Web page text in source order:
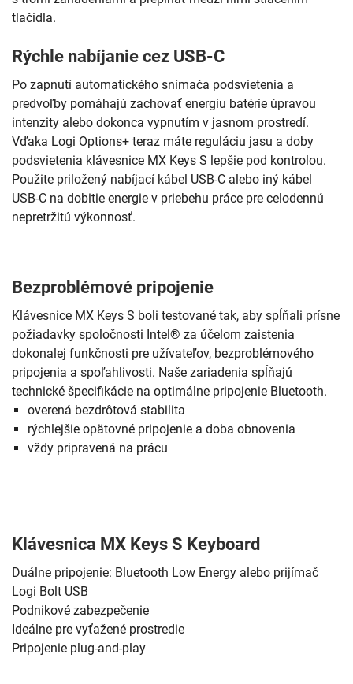
tlačidla.
Rýchle nabíjanie cez USB-C
Po zapnutí automatického snímača podsvietenia a
predvoľby pomáhajú zachovať energiu batérie úpravou
intenzity alebo dokonca vypnutím v jasnom prostredí.
Vďaka Logi Options+ teraz máte reguláciu jasu a doby
podsvietenia klávesnice MX Keys S lepšie pod kontrolou.
Použite priložený nabíjací kábel USB-C alebo iný kábel
USB-C na dobitie energie v priebehu práce pre celodennú
nepretržitú výkonnosť.
Bezproblémové pripojenie
Klávesnice MX Keys S boli testované tak, aby spĺňali prísne
požiadavky spoločnosti Intel® za účelom zaistenia
dokonalej funkčnosti pre užívateľov, bezproblémového
pripojenia a spoľahlivosti. Naše zariadenia spĺňajú
technické špecifikácie na optimálne pripojenie Bluetooth.
overená bezdrôtová stabilita
rýchlejšie opätovné pripojenie a doba obnovenia
vždy pripravená na prácu
Klávesnica MX Keys S Keyboard
Duálne pripojenie: Bluetooth Low Energy alebo prijímač
Logi Bolt USB
Podnikové zabezpečenie
Ideálne pre vyťažené prostredie
Pripojenie plug-and-play